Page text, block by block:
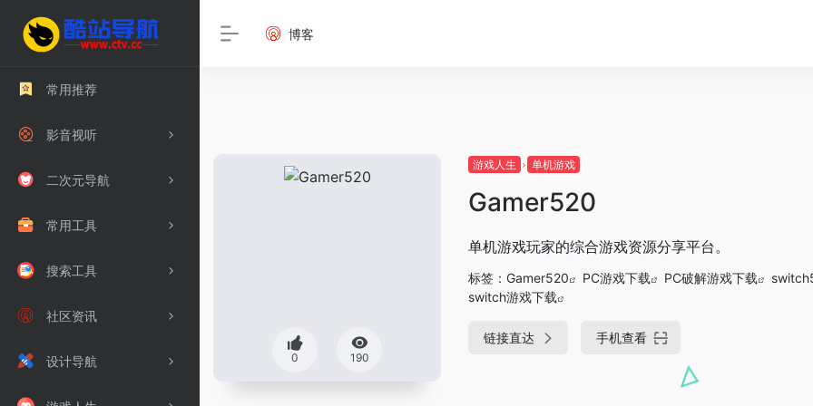
常用推荐
影音视听
二次元导航
常用工具
搜索工具
社区资讯
设计导航
博客
0 190
游戏人生 单机游戏
Gamer520
单机游戏玩家的综合游戏资源分享平台。
标签： Gamer520 PC游戏下载 PC破解游戏下载
switch游戏下载
链接直达 手机查看